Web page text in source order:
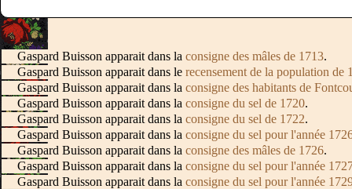
Gaspard Buisson apparait dans la consigne des mâles de 1713.
Gaspard Buisson apparait dans le recensement de la population de
Gaspard Buisson apparait dans la consigne des habitants de
Gaspard Buisson apparait dans la consigne du sel de 1720.
Gaspard Buisson apparait dans la consigne du sel de 1722.
Gaspard Buisson apparait dans la consigne du sel pour l'année
Gaspard Buisson apparait dans la consigne des mâles de 1726.
Gaspard Buisson apparait dans la consigne du sel pour l'année
Gaspard Buisson apparait dans la consigne du sel pour l'année